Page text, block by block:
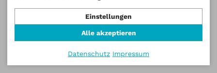
Einstellungen
Alle akzeptieren
Datenschutz Impressum